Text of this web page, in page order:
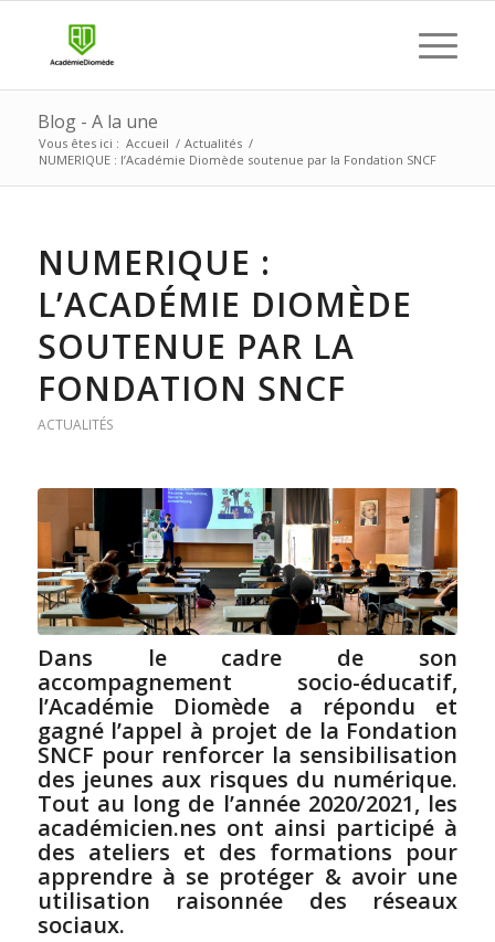
Blog - A la une
Vous êtes ici : Accueil / Actualités /
NUMERIQUE : l’Académie Diomède soutenue par la Fondation SNCF
NUMERIQUE :
L’ACADÉMIE DIOMÈDE
SOUTENUE PAR LA
FONDATION SNCF
ACTUALITÉS
Dans le cadre de son
accompagnement socio-éducatif,
l’Académie Diomède a répondu et
gagné l’appel à projet de la Fondation
SNCF pourrenforcer la sensibilisation
des jeunes aux risques du numérique.
Tout au long de l’année 2020/2021, les
académicien.nes ont ainsi participé à
des ateliers et des formations pour
apprendre à se protéger & avoir une
utilisation raisonnée des réseaux
sociaux.